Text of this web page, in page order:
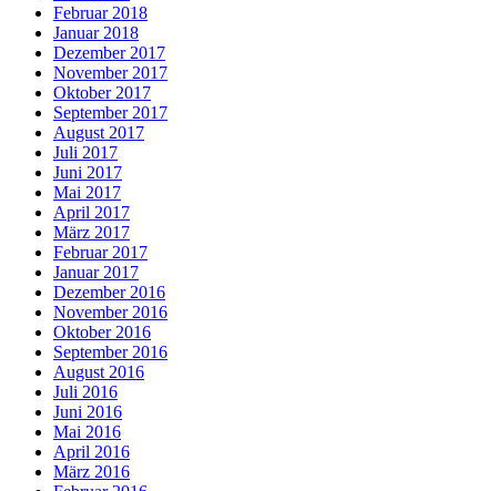
Februar 2018
Januar 2018
Dezember 2017
November 2017
Oktober 2017
September 2017
August 2017
Juli 2017
Juni 2017
Mai 2017
April 2017
März 2017
Februar 2017
Januar 2017
Dezember 2016
November 2016
Oktober 2016
September 2016
August 2016
Juli 2016
Juni 2016
Mai 2016
April 2016
März 2016